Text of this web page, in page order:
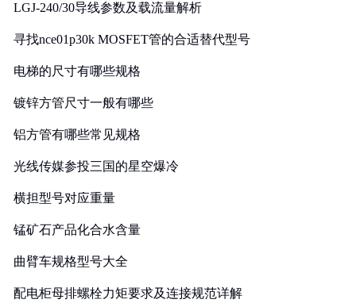
LGJ-240/30导线参数及载流量解析
寻找nce01p30k MOSFET管的合适替代型号
电梯的尺寸有哪些规格
镀锌方管尺寸一般有哪些
铝方管有哪些常见规格
光线传媒参投三国的星空爆冷
横担型号对应重量
锰矿石产品化合水含量
曲臂车规格型号大全
配电柜母排螺栓力矩要求及连接规范详解